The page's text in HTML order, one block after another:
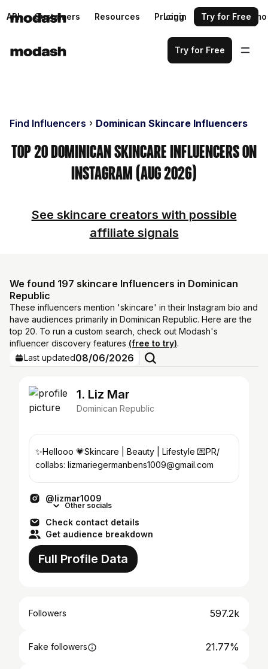
API Customers Resources Pricing Request a demo
Login Try for Free
Try for Free
Find Influencers Dominican Skincare Influencers
Top 20 Dominican Skincare Influencers on
Instagram (Aug 2026)
See skincare creators with possible
affiliate signals
We found 197 skincare Influencers in Dominican
Republic
These influencers mention 'skincare' in their Instagram bio and
have audiences primarily in Dominican Republic. Here are the
top 20. To run a custom search, check out Modash's
influencer discovery features (free to try).
Last updated08/06/2026
1. Liz Mar
Dominican Republic
✨Hellooo 💗Skincare | Beauty | Lifestyle 💌PR/
collabs: lizmariegermanbens1009@gmail.com
@lizmar1009
Other socials
Check contact details
Get audience breakdown
Full Profile Data
Followers 597.2k
Fake followers 21.77%